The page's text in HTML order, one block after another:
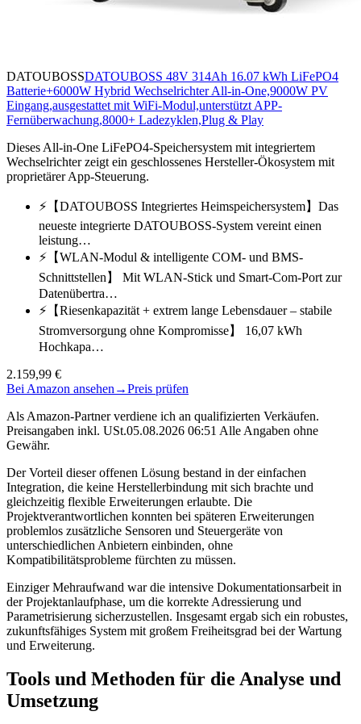
DATOUBOSSDATOUBOSS 48V 314Ah 16.07 kWh LiFePO4
Batterie+6000W Hybrid Wechselrichter All-in-One,9000W PV
Eingang,ausgestattet mit WiFi-Modul,unterstützt APP-
Fernüberwachung,8000+ Ladezyklen,Plug & Play
Dieses All-in-One LiFePO4-Speichersystem mit integriertem
Wechselrichter zeigt ein geschlossenes Hersteller-Ökosystem mit
proprietärer App-Steuerung.
⚡【DATOUBOSS Integriertes Heimspeichersystem】Das
neueste integrierte DATOUBOSS-System vereint einen
leistung…
⚡【WLAN-Modul & intelligente COM- und BMS-
Schnittstellen】 Mit WLAN-Stick und Smart-Com-Port zur
Datenübertra…
⚡【Riesenkapazität + extrem lange Lebensdauer – stabile
Stromversorgung ohne Kompromisse】 16,07 kWh
Hochkapa…
2.159,99 €
Bei Amazon ansehen →Preis prüfen
Als Amazon-Partner verdiene ich an qualifizierten Verkäufen.
Preisangaben inkl. USt.05.08.2026 06:51 Alle Angaben ohne
Gewähr.
Der Vorteil dieser offenen Lösung bestand in der einfachen
Integration, die keine Herstellerbindung mit sich brachte und
gleichzeitig flexible Erweiterungen erlaubte. Die
Projektverantwortlichen konnten bei späteren Erweiterungen
problemlos zusätzliche Sensoren und Steuergeräte von
unterschiedlichen Anbietern einbinden, ohne
Kompatibilitätsprobleme fürchten zu müssen.
Einziger Mehraufwand war die intensive Dokumentationsarbeit in
der Projektanlaufphase, um die korrekte Adressierung und
Parametrisierung sicherzustellen. Insgesamt ergab sich ein robustes,
zukunftsfähiges System mit großem Freiheitsgrad bei der Wartung
und Erweiterung.
Tools und Methoden für die Analyse und
Umsetzung